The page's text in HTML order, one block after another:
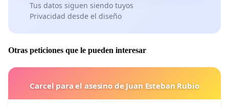
Tus datos siguen siendo tuyos
Privacidad desde el diseño
Otras peticiones que le pueden interesar
Carcel para el asesino de Juan Esteban Rubio